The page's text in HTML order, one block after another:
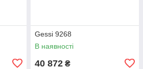
Gessi 9268
В наявності
40 872 ₴